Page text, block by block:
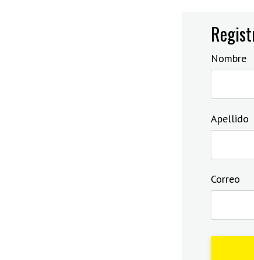
Nombre
Apellido
Correo
Form